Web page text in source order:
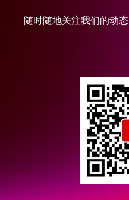
随时随地关注我们的动态